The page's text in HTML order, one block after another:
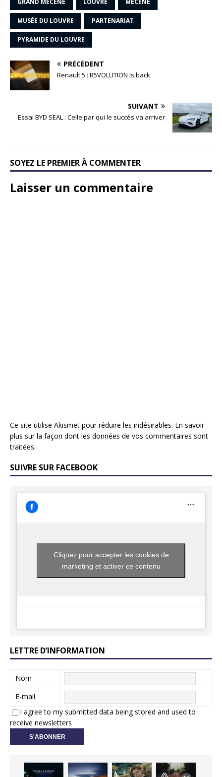
MUSÉE DU LOUVRE PARTENARIAT
PYRAMIDE DU LOUVRE
PRÉCÉDENT
Renault 5 : R5VOLUTION is back
SUIVANT
Essai BYD SEAL : Celle par qui le succès va arriver
SOYEZ LE PREMIER À COMMENTER
Laisser un commentaire
Ce site utilise Akismet pour réduire les indésirables. En savoir
plus sur la façon dont les données de vos commentaires sont
traitées.
SUIVRE SUR FACEBOOK
Cliquez pour accepter les cookies de
marketing et activer ce contenu
LETTRE D’INFORMATION
Nom
E-mail
I agree to my submitted data being stored and used to
receive newsletters